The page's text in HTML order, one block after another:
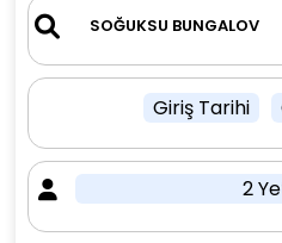
Giriş Tarihi
2